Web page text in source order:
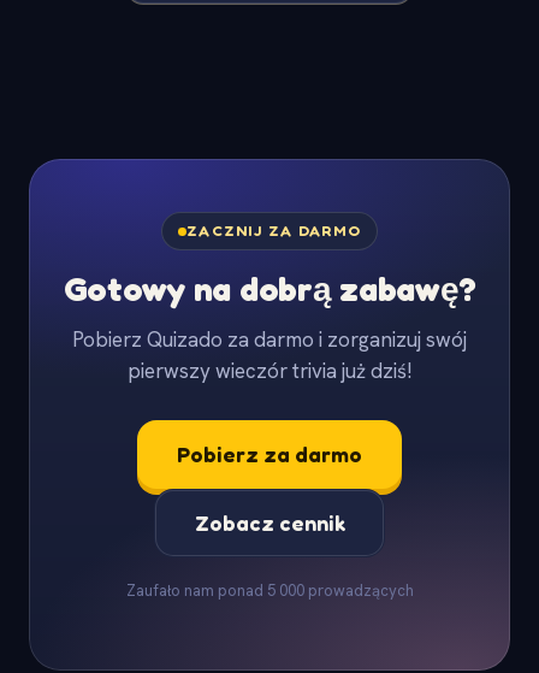
ZACZNIJ ZA DARMO
Gotowy na dobrą zabawę?
Pobierz Quizado za darmo i zorganizuj swój
pierwszy wieczór trivia już dziś!
Pobierz za darmo
Zobacz cennik
Zaufało nam ponad 5 000 prowadzących